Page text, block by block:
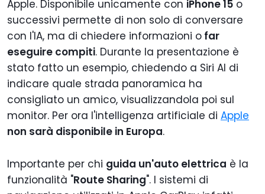
Apple. Disponibile unicamente con iPhone 15 o
successivi permette di non solo di conversare
con l'IA, ma di chiedere informazioni o far
eseguire compiti. Durante la presentazione è
stato fatto un esempio, chiedendo a Siri AI di
indicare quale strada panoramica ha
consigliato un amico, visualizzandola poi sul
monitor. Per ora l'intelligenza artificiale di Apple
non sarà disponibile in Europa.
Importante per chi guida un'auto elettrica è la
funzionalità "Route Sharing". I sistemi di